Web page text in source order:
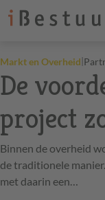
Markt en Overheid|
De
project
Binnen de overheid
de traditionele
met daarin een…